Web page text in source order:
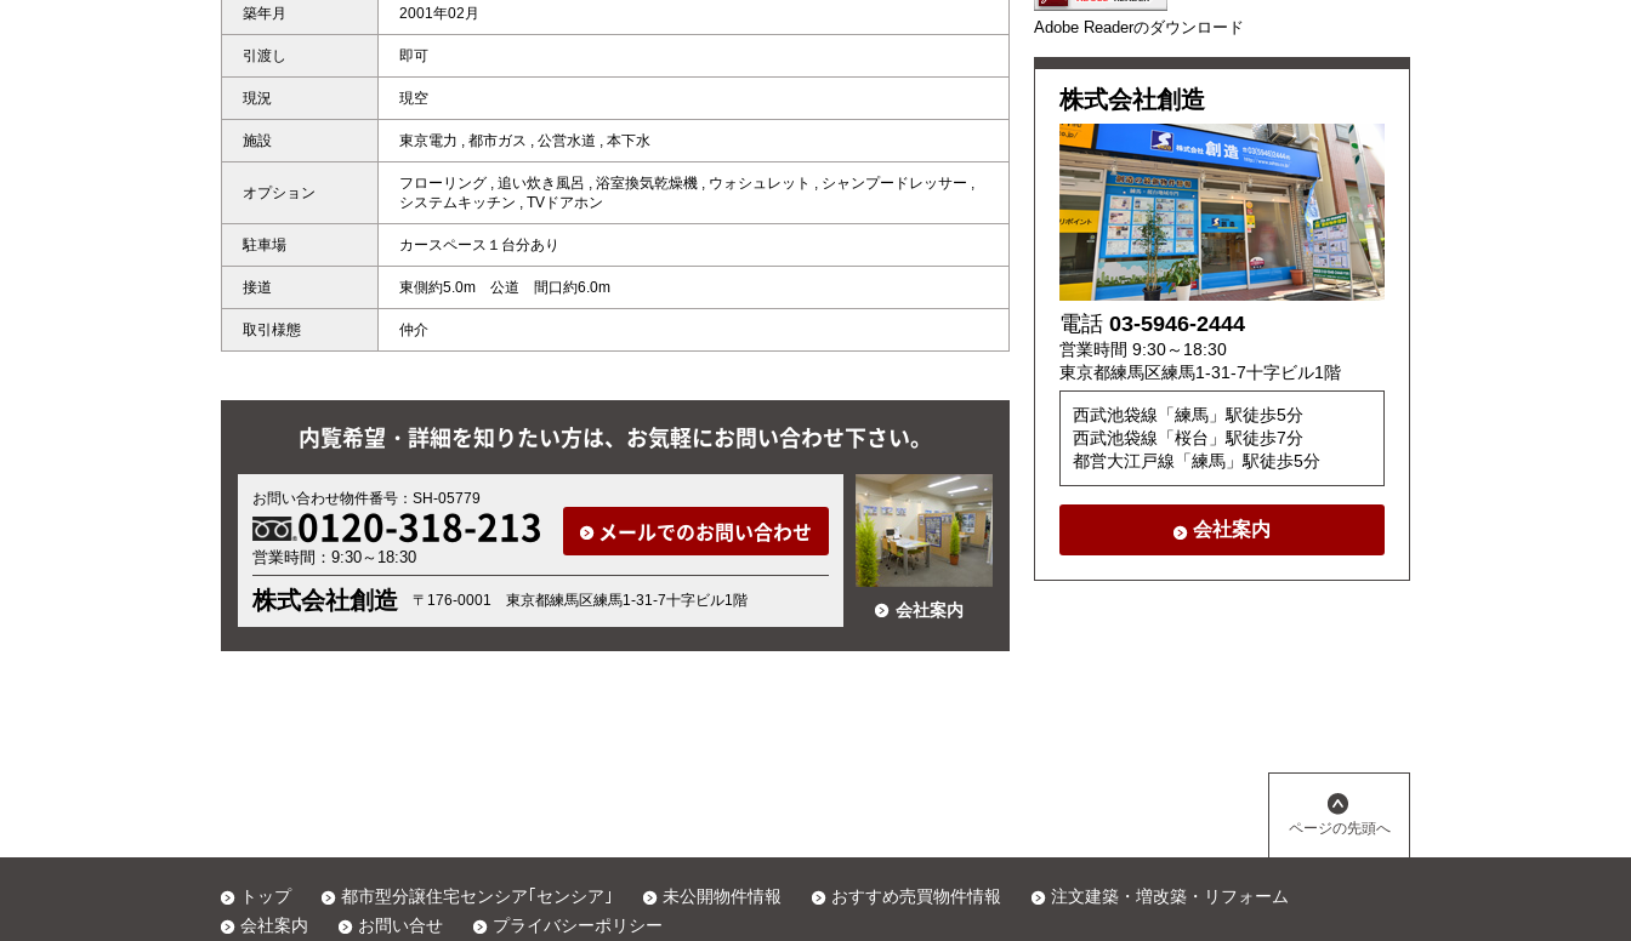
築年月 2001年02月
引渡し 即可
現況 現空
施設 東京電力 , 都市ガス , 公営水道 , 本下水
オプション
フローリング , 追い炊き風呂 , 浴室換気乾燥機 , ウォシュレット , シャンプードレッサー ,
システムキッチン , TVドアホン
駐車場 カースペース１台分あり
接道 東側約5.0m 公道 間口約6.0m
取引様態 仲介
内覧希望・詳細を知りたい方は、お気軽にお問い合わせ下さい。
お問い合わせ物件番号：SH-05779
0120-318-213
営業時間：9:30～18:30
メールでのお問い合わせ
株式会社創造 〒176-0001 東京都練馬区練馬1-31-7十字ビル1階 会社案内
Adobe Readerのダウンロード
株式会社創造
電話 03-5946-2444
営業時間 9:30～18:30
東京都練馬区練馬1-31-7十字ビル1階
西武池袋線「練馬」駅徒歩5分
西武池袋線「桜台」駅徒歩7分
都営大江戸線「練馬」駅徒歩5分
会社案内
ページの先頭へ
トップ 都市型分譲住宅センシア｢センシア｣ 未公開物件情報 おすすめ売買物件情報
注文建築・増改築・リフォーム
会社案内
お問い合せ プライバシーポリシー